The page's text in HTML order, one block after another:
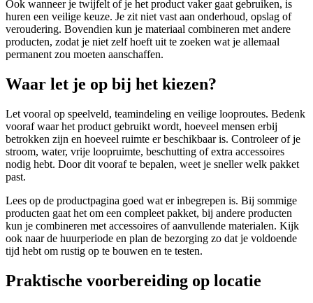
Ook wanneer je twijfelt of je het product vaker gaat gebruiken, is
huren een veilige keuze. Je zit niet vast aan onderhoud, opslag of
veroudering. Bovendien kun je materiaal combineren met andere
producten, zodat je niet zelf hoeft uit te zoeken wat je allemaal
permanent zou moeten aanschaffen.
Waar let je op bij het kiezen?
Let vooral op speelveld, teamindeling en veilige looproutes. Bedenk
vooraf waar het product gebruikt wordt, hoeveel mensen erbij
betrokken zijn en hoeveel ruimte er beschikbaar is. Controleer of je
stroom, water, vrije loopruimte, beschutting of extra accessoires
nodig hebt. Door dit vooraf te bepalen, weet je sneller welk pakket
past.
Lees op de productpagina goed wat er inbegrepen is. Bij sommige
producten gaat het om een compleet pakket, bij andere producten
kun je combineren met accessoires of aanvullende materialen. Kijk
ook naar de huurperiode en plan de bezorging zo dat je voldoende
tijd hebt om rustig op te bouwen en te testen.
Praktische voorbereiding op locatie